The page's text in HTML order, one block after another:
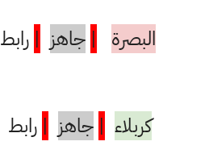
البصرة | جاهز | رابط
كربلاء | جاهز | رابط